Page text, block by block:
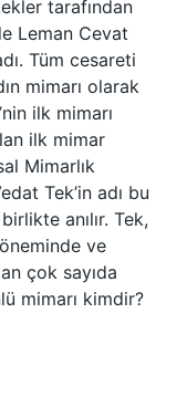
tarafından
Leman Cevat
Tüm cesareti
mimarı olarak
ilk mimarı
ilk mimar
Mimarlık
Tek’in adı bu
anılır. Tek,
ve
çok sayıda
mimarı kimdir?